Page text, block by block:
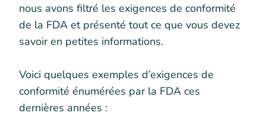
nous avons filtré les exigences de conformité
de la FDA et présenté tout ce que vous devez
savoir en petites informations.
Voici quelques exemples d’exigences de
conformité énumérées par la FDA ces
dernières années :